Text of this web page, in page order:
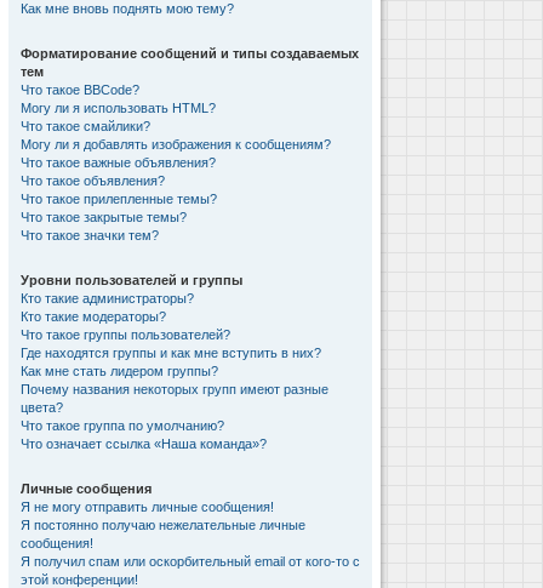
Как мне вновь поднять мою тему?
Форматирование сообщений и типы создаваемых
тем
Что такое BBCode?
Могу ли я использовать HTML?
Что такое смайлики?
Могу ли я добавлять изображения к сообщениям?
Что такое важные объявления?
Что такое объявления?
Что такое прилепленные темы?
Что такое закрытые темы?
Что такое значки тем?
Уровни пользователей и группы
Кто такие администраторы?
Кто такие модераторы?
Что такое группы пользователей?
Где находятся группы и как мне вступить в них?
Как мне стать лидером группы?
Почему названия некоторых групп имеют разные
цвета?
Что такое группа по умолчанию?
Что означает ссылка «Наша команда»?
Личные сообщения
Я не могу отправить личные сообщения!
Я постоянно получаю нежелательные личные
сообщения!
Я получил спам или оскорбительный email от кого-то с
этой конференции!